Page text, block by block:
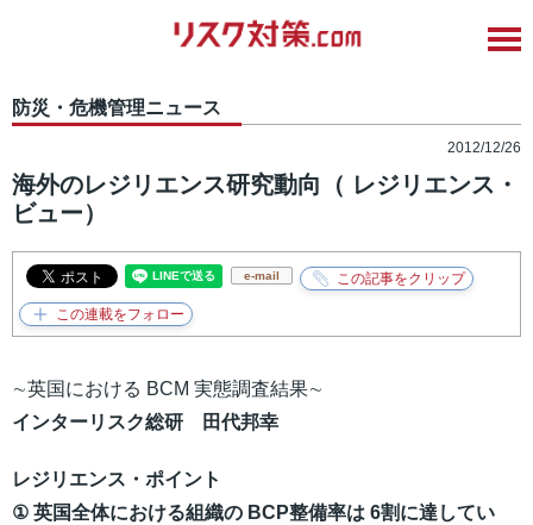
防災・危機管理ニュース
2012/12/26
海外のレジリエンス研究動向（ レジリエンス・
ビュー）
e-mail
∼英国における BCM 実態調査結果∼
インターリスク総研 田代邦幸
レジリエンス・ポイント
① 英国全体における組織の BCP整備率は 6割に達してい